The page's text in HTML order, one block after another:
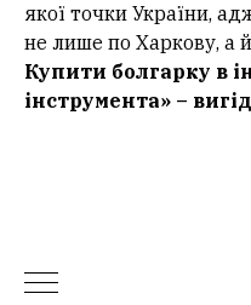
якої точки України,
не лише по Харкову, а й
Купити болгарку в
інструмента» –